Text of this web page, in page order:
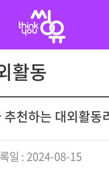
활동
천하는 대외활동
일 2024-08-15